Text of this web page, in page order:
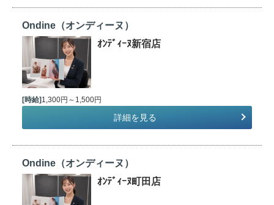
Ondine（オンディーヌ）
ｵﾝﾃﾞｨｰﾇ新宿店
[時給]1,300円～1,500円
詳細を見る
Ondine（オンディーヌ）
ｵﾝﾃﾞｨｰﾇ町田店